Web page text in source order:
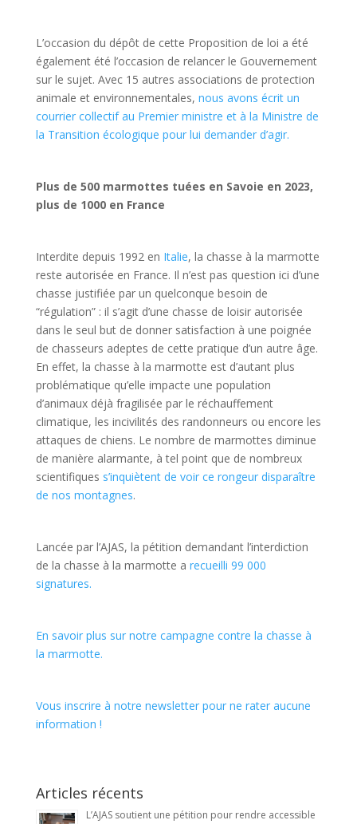
L’occasion du dépôt de cette Proposition de loi a été
également été l’occasion de relancer le Gouvernement
sur le sujet. Avec 15 autres associations de protection
animale et environnementales, nous avons écrit un
courrier collectif au Premier ministre et à la Ministre de
la Transition écologique pour lui demander d’agir.
Plus de 500 marmottes tuées en Savoie en 2023,
plus de 1000 en France
Interdite depuis 1992 en Italie, la chasse à la marmotte
reste autorisée en France. Il n’est pas question ici d’une
chasse justifiée par un quelconque besoin de
“régulation” : il s’agit d’une chasse de loisir autorisée
dans le seul but de donner satisfaction à une poignée
de chasseurs adeptes de cette pratique d’un autre âge.
En effet, la chasse à la marmotte est d’autant plus
problématique qu’elle impacte une population
d’animaux déjà fragilisée par le réchauffement
climatique, les incivilités des randonneurs ou encore les
attaques de chiens. Le nombre de marmottes diminue
de manière alarmante, à tel point que de nombreux
scientifiques s’inquiètent de voir ce rongeur disparaître
de nos montagnes.
Lancée par l’AJAS, la pétition demandant l’interdiction
de la chasse à la marmotte a recueilli 99 000
signatures.
En savoir plus sur notre campagne contre la chasse à
la marmotte.
Vous inscrire à notre newsletter pour ne rater aucune
information !
Articles récents
L’AJAS soutient une pétition pour rendre accessible